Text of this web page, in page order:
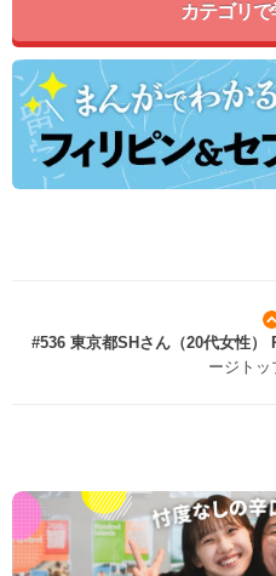
カテゴリ
#536 東京都SHさん（20代女性
ージトッ